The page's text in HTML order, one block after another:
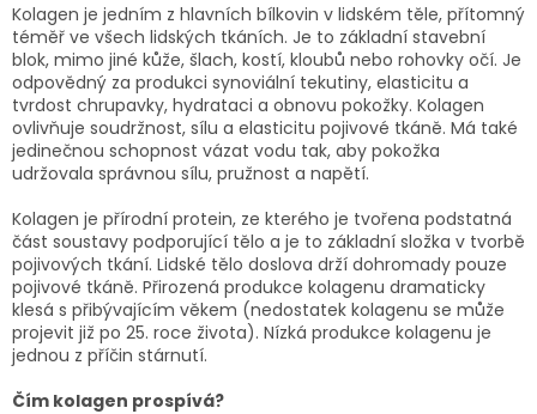
Kolagen je jedním z hlavních bílkovin v lidském těle, přítomný
téměř ve všech lidských tkáních. Je to základní stavební
blok, mimo jiné kůže, šlach, kostí, kloubů nebo rohovky očí. Je
odpovědný za produkci synoviální tekutiny, elasticitu a
tvrdost chrupavky, hydrataci a obnovu pokožky. Kolagen
ovlivňuje soudržnost, sílu a elasticitu pojivové tkáně. Má také
jedinečnou schopnost vázat vodu tak, aby pokožka
udržovala správnou sílu, pružnost a napětí.
Kolagen je přírodní protein, ze kterého je tvořena podstatná
část soustavy podporující tělo a je to základní složka v tvorbě
pojivových tkání. Lidské tělo doslova drží dohromady pouze
pojivové tkáně. Přirozená produkce kolagenu dramaticky
klesá s přibývajícím věkem (nedostatek kolagenu se může
projevit již po 25. roce života). Nízká produkce kolagenu je
jednou z příčin stárnutí.
Čím kolagen prospívá?